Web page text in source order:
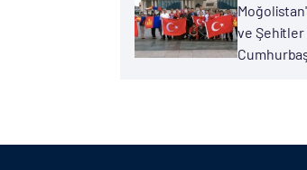
ve Şehitler